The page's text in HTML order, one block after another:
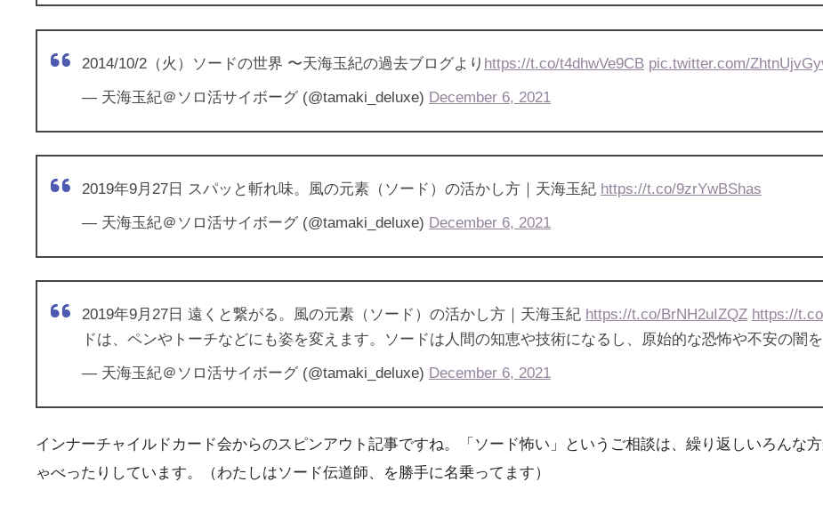
2014/10/2（火）ソードの世界 〜天海玉紀の過去ブログより https://t.co/t4dhwVe9CB pic.twitter.com/
— 天海玉紀＠ソロ活サイボーグ (@tamaki_deluxe) December 6, 2021
2019年9月27日 スパッと斬れ味。風の元素（ソード）の活かし方｜天海玉紀 https://t.co/9zrYwBShas
— 天海玉紀＠ソロ活サイボーグ (@tamaki_deluxe) December 6, 2021
2019年9月27日 遠くと繋がる。風の元素（ソード）の活かし方｜天海玉紀 https://t.co/BrNH2uIZQZ https://
ドは、ペンやトーチなどにも姿を変えます。ソードは人間の知恵や技術になるし、原始的な恐怖や不安の闇
— 天海玉紀＠ソロ活サイボーグ (@tamaki_deluxe) December 6, 2021
インナーチャイルドカード会からのスピンアウト記事ですね。「ソード怖い」というご相談は、繰り返しいろんな
ゃべったりしています。（わたしはソード伝道師、を勝手に名乗ってます）